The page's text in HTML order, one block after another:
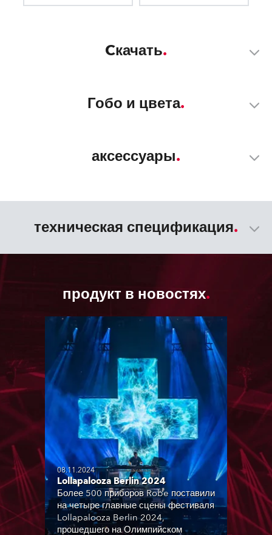
Cкачать
Гобо и цвета
аксессуары
техническая спецификация
продукт в новостях
08.11.2024
Lollapalooza Berlin 2024
Более 500 приборов Robe поставили
на четыре главные сцены фестиваля
Lollapalooza Berlin 2024,
прошедшего на Олимпийском